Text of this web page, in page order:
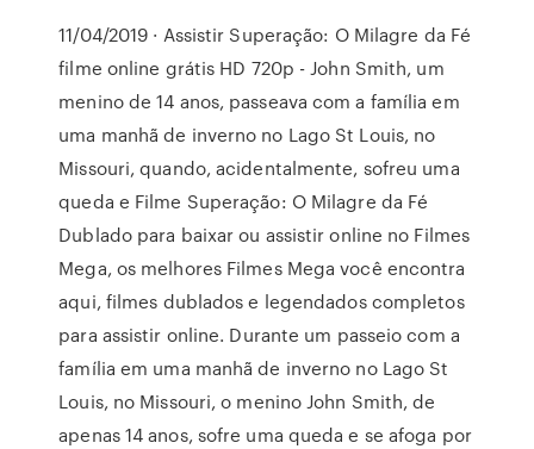
11/04/2019 · Assistir Superação: O Milagre da Fé
filme online grátis HD 720p - John Smith, um
menino de 14 anos, passeava com a família em
uma manhã de inverno no Lago St Louis, no
Missouri, quando, acidentalmente, sofreu uma
queda e Filme Superação: O Milagre da Fé
Dublado para baixar ou assistir online no Filmes
Mega, os melhores Filmes Mega você encontra
aqui, filmes dublados e legendados completos
para assistir online. Durante um passeio com a
família em uma manhã de inverno no Lago St
Louis, no Missouri, o menino John Smith, de
apenas 14 anos, sofre uma queda e se afoga por